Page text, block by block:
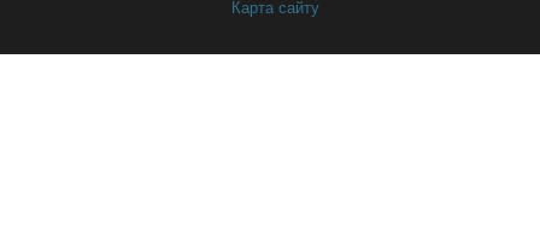
Карта сайту